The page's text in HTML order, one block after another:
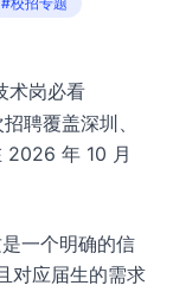
术岗必看
聘覆盖深圳、
2026 年 10 月
一个明确的信
对应届生的需求